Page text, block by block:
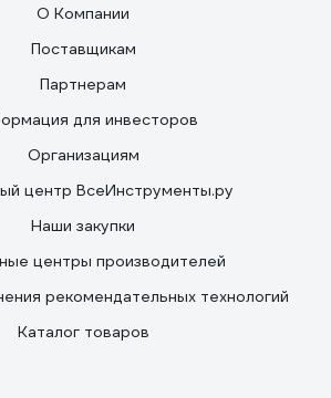
О Компании
Поставщикам
Партнерам
для инвесторов
Организациям
центр ВсеИнструменты.ру
Наши закупки
центры производителей
рекомендательных технологий
Каталог товаров